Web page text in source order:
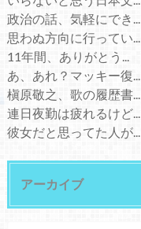
政治の話、気軽にでき...
思わぬ方向に行ってい...
11年間、ありがとう...
あ、あれ？マッキー復...
槇原敬之、歌の履歴書...
連日夜勤は疲れるけど...
彼女だと思ってた人が...
アーカイブ